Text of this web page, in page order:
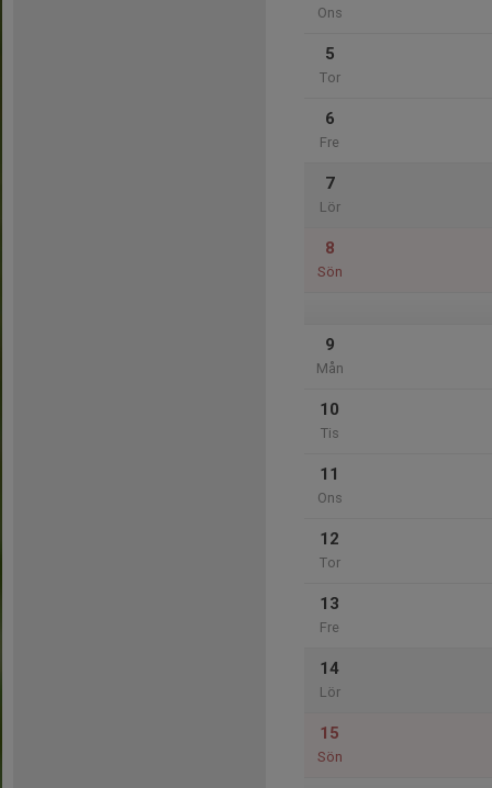
Ons
5
Tor
6
Fre
7
Lör
8
Sön
9
Mån
10
Tis
11
Ons
12
Tor
13
Fre
14
Lör
15
Sön